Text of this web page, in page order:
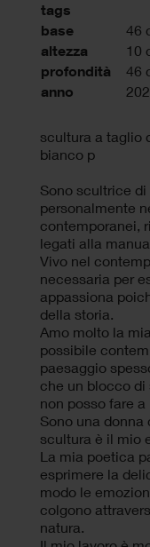
tags
base
46
altezza 10
profondità 46
anno
scultura a taglio
bianco p
Sono scultrice
personalmente
contemporanei,
legati alla
Vivo nel
necessaria per
appassiona
della storia.
Amo molto la
possibile
paesaggio
che un blocco di
non posso fare
Sono una donna
scultura è il mio
La mia poetica
esprimere la
modo le
colgono
natura.